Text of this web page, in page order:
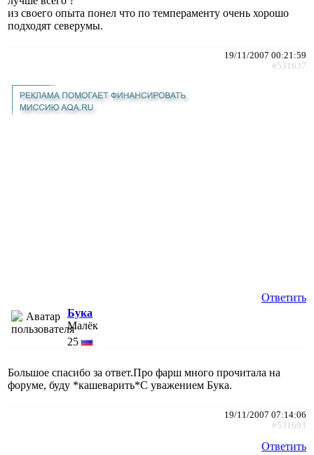
из своего опыта понел что по темпераменту очень хорошо
подходят северумы.
19/11/2007 00:21:59
#531637
Ответить
Бука
Малёк
25
Большое спасибо за ответ.Про фарш много прочитала на
форуме, буду *кашеварить*С уважением Бука.
19/11/2007 07:14:06
#531693
Ответить